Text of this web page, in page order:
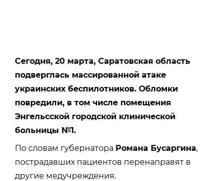
Сегодня, 20 марта, Саратовская область
подверглась массированной атаке
украинских беспилотников. Обломки
повредили, в том числе помещения
Энгельсской городской клинической
больницы №1.
По словам губернатора Романа Бусаргина,
пострадавших пациентов перенаправят в
другие медучреждения.